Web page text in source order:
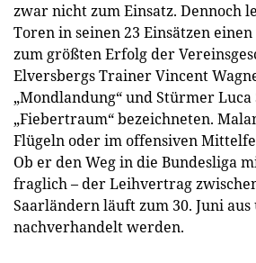
zwar nicht zum Einsatz. Dennoch
Toren in seinen 23 Einsätzen
zum größten Erfolg der
Elversbergs Trainer Vincent
„Mondlandung“ und Stürmer
„Fiebertraum“ bezeichneten.
Flügeln oder im offensiven
Ob er den Weg in die Bundesliga
fraglich – der Leihvertrag
Saarländern läuft zum 30. Juni aus
nachverhandelt werden.